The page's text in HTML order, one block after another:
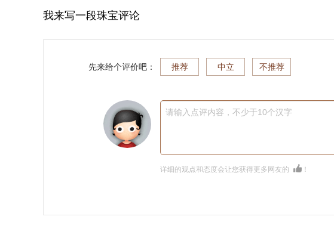
我来写一段珠宝评论
先来给个评价吧： 推荐 中立 不推荐
请输入点评内容，不少于10个汉字
详细的观点和态度会让您获得更多网友的 ！